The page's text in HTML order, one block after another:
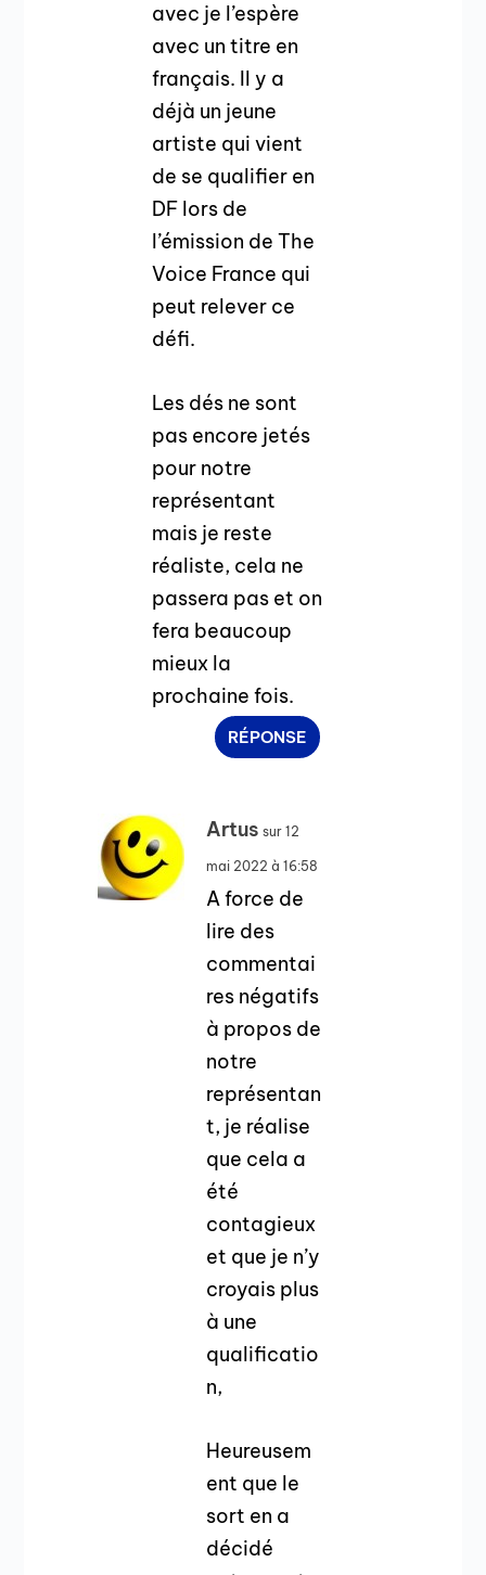
avec je l’espère
avec un titre en
français. Il y a
déjà un jeune
artiste qui vient
de se qualifier en
DF lors de
l’émission de The
Voice France qui
peut relever ce
défi.
Les dés ne sont
pas encore jetés
pour notre
représentant
mais je reste
réaliste, cela ne
passera pas et on
fera beaucoup
mieux la
prochaine fois.
RÉPONSE
Artus sur 12
mai 2022 à 16:58
A force de
lire des
commentai
res négatifs
à propos de
notre
représentan
t, je réalise
que cela a
été
contagieux
et que je n’y
croyais plus
à une
qualificatio
n,
Heureusem
ent que le
sort en a
décidé